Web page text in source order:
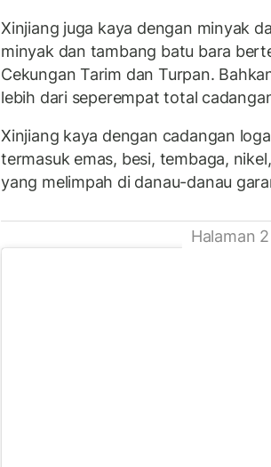
Xinjiang juga kaya dengan minyak
minyak dan tambang batu bara
Cekungan Tarim dan Turpan.
lebih dari seperempat total
Xinjiang kaya dengan cadangan
termasuk emas, besi, tembaga,
yang melimpah di danau-danau
Halaman